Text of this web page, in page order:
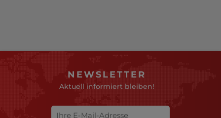
NEWSLETTER
Aktuell informiert bleiben!